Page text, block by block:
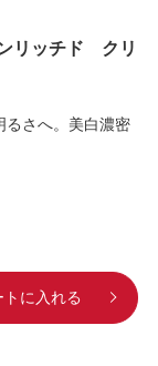
リッチド クリ
るさへ。美白濃密
トに入れる